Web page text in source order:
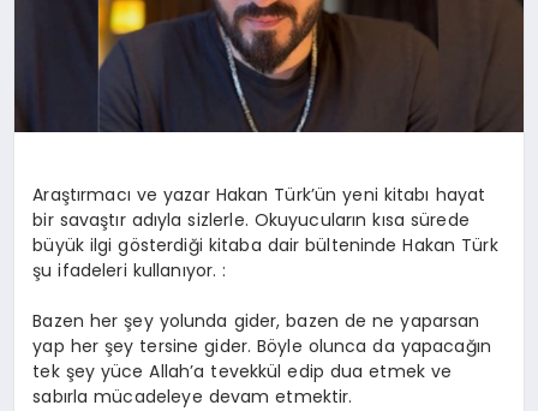
Araştırmacı ve yazar Hakan Türk’ün yeni kitabı hayat
bir savaştır adıyla sizlerle. Okuyucuların kısa sürede
büyük ilgi gösterdiği kitaba dair bülteninde Hakan Türk
şu ifadeleri kullanıyor. :
Bazen her şey yolunda gider, bazen de ne yaparsan
yap her şey tersine gider. Böyle olunca da yapacağın
tek şey yüce Allah’a tevekkül edip dua etmek ve
sabırla mücadeleye devam etmektir.